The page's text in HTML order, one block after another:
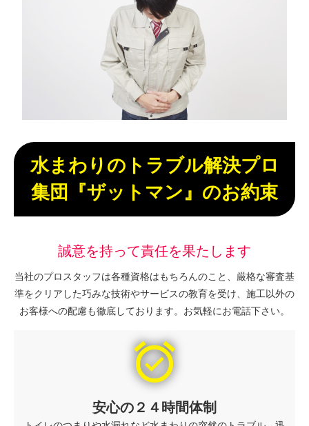
水まわりのトラブル解決プロ
集団『ザットマン』のお約束
誠意を持って責任を果たします
当社のプロスタッフは各種資格はもちろんのこと、厳格な審査基
準をクリアした巧みな技術やサービスの教育を受け、施工以外の
お客様への配慮も徹底しております。お気軽にお電話下さい。
alarm_on
安心の２４時間体制